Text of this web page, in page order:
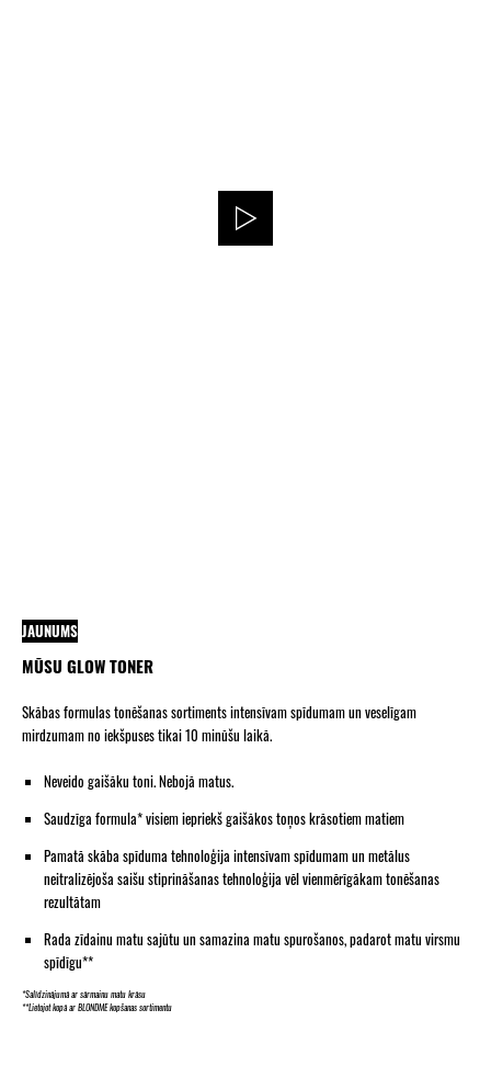
MŪSU GLOW TONER
Skābas formulas tonēšanas sortiments intensīvam spīdumam un veselīgam
mirdzumam no iekšpuses tikai 10 minūšu laikā.
Neveido gaišāku toni. Nebojā matus.
Saudzīga formula* visiem iepriekš gaišākos toņos krāsotiem matiem
Pamatā skāba spīduma tehnoloģija intensīvam spīdumam un metālus
neitralizējoša saišu stiprināšanas tehnoloģija vēl vienmērīgākam tonēšanas
rezultātam
Rada zīdainu matu sajūtu un samazina matu spurošanos, padarot matu virsmu
spīdīgu**
*Salīdzinājumā ar sārmainu matu krāsu
**Lietojot kopā ar BLONDME kopšanas sortimentu
JAUNUMS